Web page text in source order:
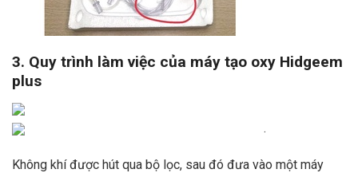
3. Quy trình làm việc của máy tạo oxy Hidgeem
plus
.
Không khí được hút qua bộ lọc, sau đó đưa vào một máy